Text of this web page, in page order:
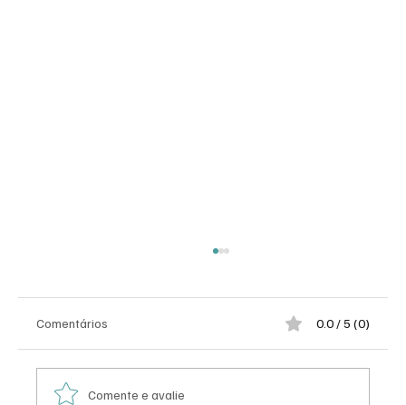
Comentários 0.0 / 5 (0)
Comente e avalie